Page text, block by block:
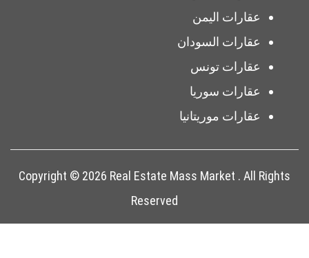
عقارات اليمن
عقارات السودان
عقارات تونس
عقارات سوريا
عقارات موريتانيا
Copyright © 2026 Real Estate Mass Market . All Rights
Reserved